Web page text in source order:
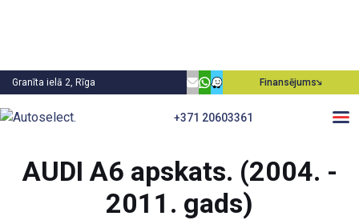
Granīta ielā 2, Rīga Finansējums
+371 20603361
Atpakaļ
AUDI A6 apskats. (2004. -
2011. gads)